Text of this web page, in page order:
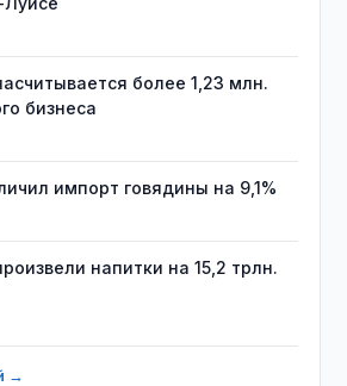
более 1,23 млн.
бизнеса
импорт говядины на 9,1%
напитки на 15,2 трлн.
→